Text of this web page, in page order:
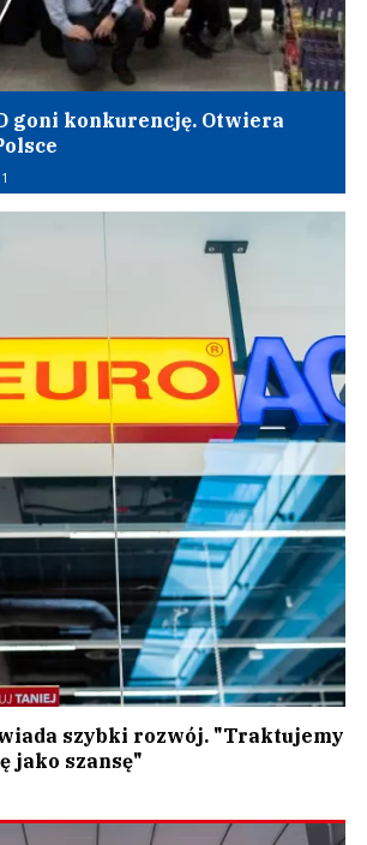
goni konkurencję. Otwiera
szybki rozwój. "Traktujemy
jako szansę"